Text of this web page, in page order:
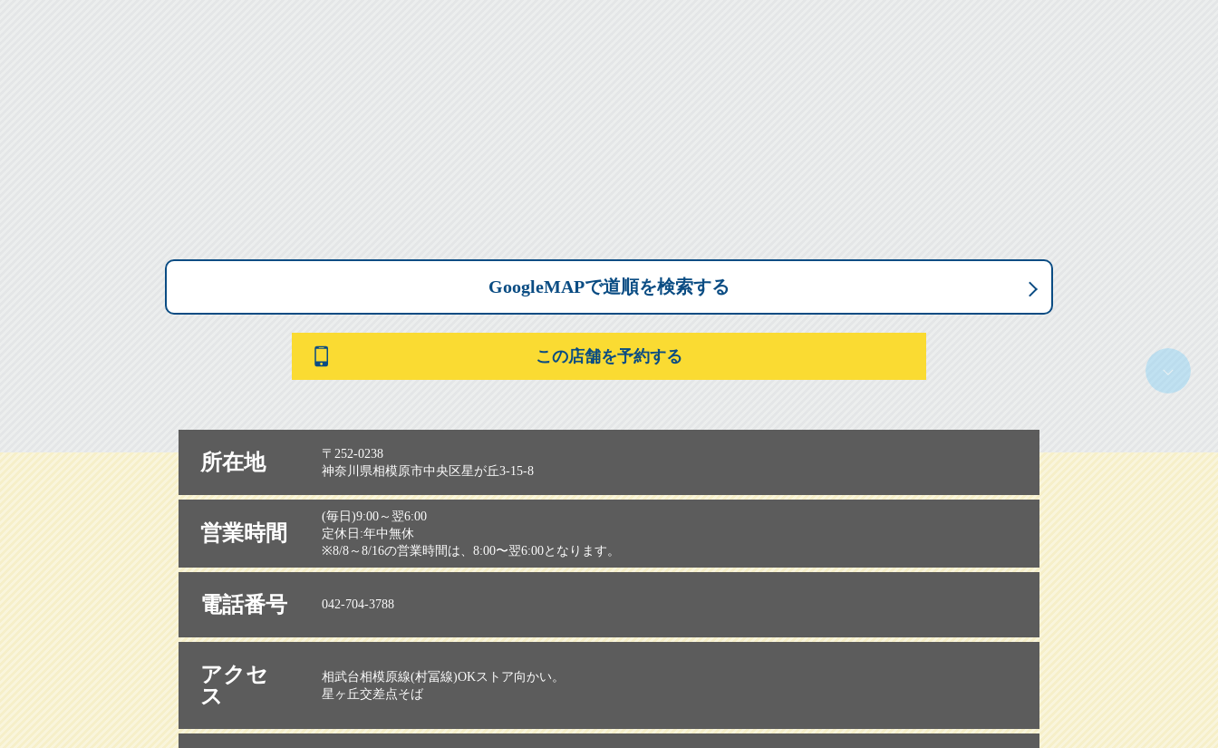
GoogleMAPで道順を検索する
この店舗を予約する
所在地
〒252-0238
神奈川県相模原市中央区星が丘3-15-8
営業時間
(毎日)9:00～翌6:00
定休日:年中無休
※8/8～8/16の営業時間は、8:00〜翌6:00となります。
電話番号 042-704-3788
アクセ
ス
相武台相模原線(村冨線)OKストア向かい。
星ヶ丘交差点そば